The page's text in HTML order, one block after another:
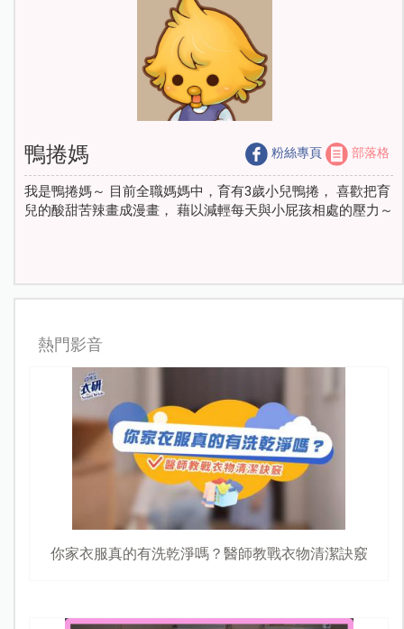
鴨捲媽 粉絲專頁 部落格
我是鴨捲媽～ 目前全職媽媽中，育有3歲小兒鴨捲， 喜歡把育
兒的酸甜苦辣畫成漫畫， 藉以減輕每天與小屁孩相處的壓力～
熱門影音
你家衣服真的有洗乾淨嗎？醫師教戰衣物清潔訣竅